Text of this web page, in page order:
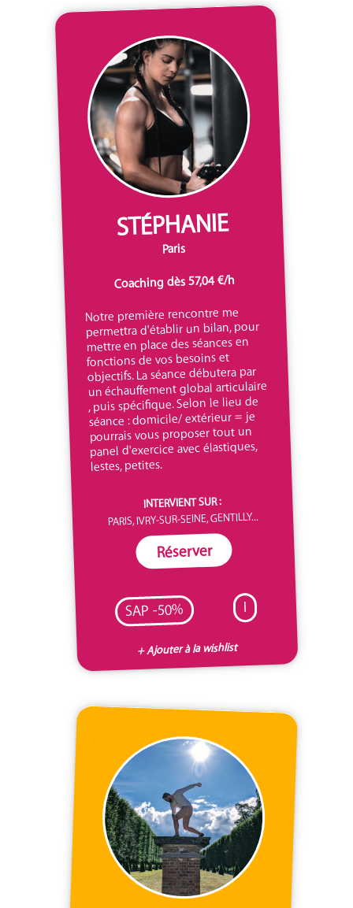
STÉPHANIE
Paris
Coaching dès 57,04 €/h
Notre première rencontre me
permettra d'établir un bilan, pour
mettre en place des séances en
fonctions de vos besoins et
objectifs. La séance débutera par
un échauffement global articulaire
, puis spécifique. Selon le lieu de
séance : domicile/ extérieur = je
pourrais vous proposer tout un
panel d'exercice avec élastiques,
lestes, petites.
INTERVIENT SUR :
PARIS, IVRY-SUR-SEINE, GENTILLY...
Réserver
SAP -50% I
+ Ajouter à la wishlist